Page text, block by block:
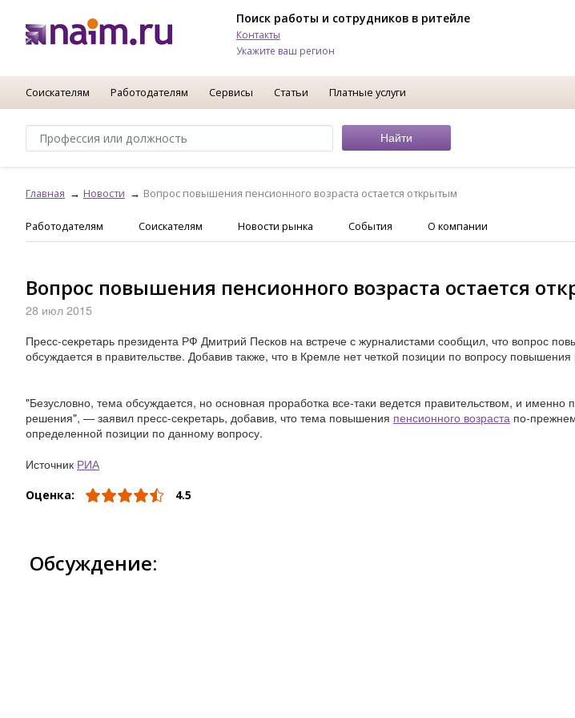
Поиск работы и сотрудников в ритейле
Контакты
Укажите ваш регион
Соискателям Работодателям Сервисы Статьи Платные услуги
Главная Новости Вопрос повышения пенсионного возраста остается открытым
Работодателям Соискателям Новости рынка События О компании
Вопрос повышения пенсионного возраста остается
28 июл 2015
Пресс-секретарь президента РФ Дмитрий Песков на встрече с журналистами сообщил, что вопрос
обсуждается в правительстве. Добавив также, что в Кремле нет четкой позиции по вопросу повышения
"Безусловно, тема обсуждается, но основная проработка все-таки ведется правительством, и именно
решения", — заявил пресс-секретарь, добавив, что тема повышения пенсионного возраста по-
определенной позиции по данному вопросу.
Источник РИА
Оценка: 4.5
Обсуждение: